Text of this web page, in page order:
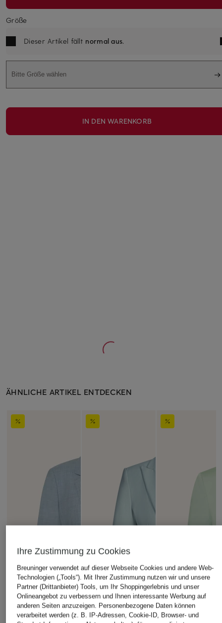
Größe
Dieser Artikel fällt normal aus.
Bitte Größe wählen
IN DEN WARENKORB
ÄHNLICHE ARTIKEL ENTDECKEN
Ihre Zustimmung zu Cookies
Breuninger verwendet auf dieser Webseite Cookies und andere Web-
Technologien („Tools“). Mit Ihrer Zustimmung nutzen wir und unsere
Partner (Drittanbieter) Tools, um Ihr Shoppingerlebnis und unser
Onlineangebot zu verbessern und Ihnen interessante Werbung auf
anderen Seiten anzuzeigen. Personenbezogene Daten können
verarbeitet werden (z. B. IP-Adressen, Cookie-ID, Browser- und